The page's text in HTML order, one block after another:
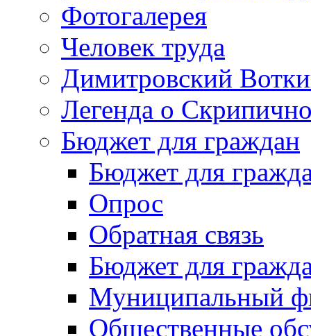
Фотогалерея
Человек труда
Димитровский
Легенда о
Бюджет для граждан
Бюджет для
Опрос
Обратная связь
Бюджет для
Муниципальный
Общественные